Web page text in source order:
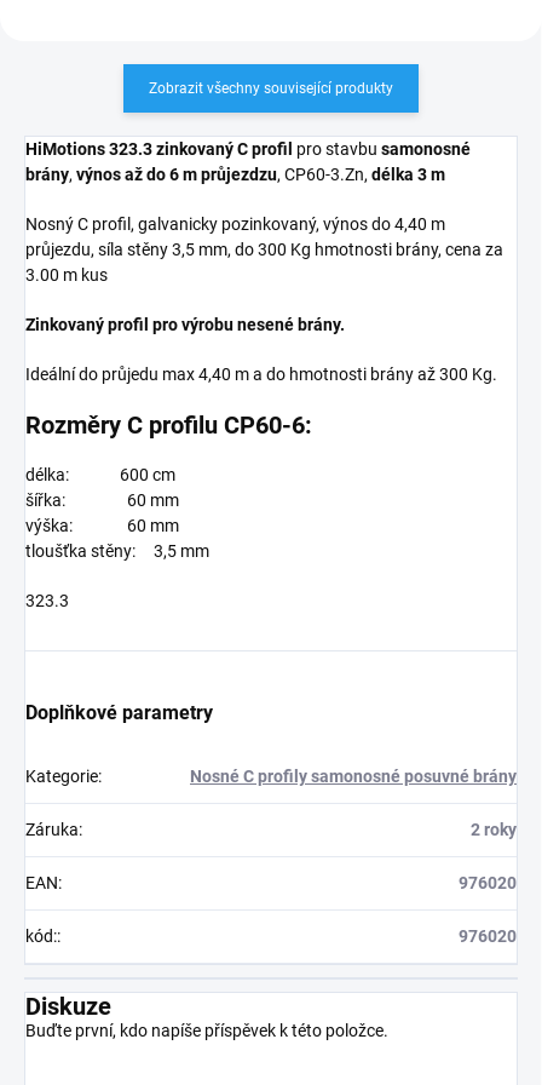
Zobrazit všechny související produkty
HiMotions 323.3 zinkovaný C profil pro stavbu samonosné
brány, výnos až do 6 m průjezdzu, CP60-3.Zn, délka 3 m
Nosný C profil, galvanicky pozinkovaný, výnos do 4,40 m
průjezdu, síla stěny 3,5 mm, do 300 Kg hmotnosti brány, cena za
3.00 m kus
Zinkovaný profil pro výrobu nesené brány.
Ideální do průjedu max 4,40 m a do hmotnosti brány až 300 Kg.
Rozměry C profilu CP60-6:
délka: 600 cm
šířka: 60 mm
výška: 60 mm
tloušťka stěny: 3,5 mm
323.3
Doplňkové parametry
Kategorie: Nosné C profily samonosné posuvné brány
Záruka: 2 roky
EAN: 976020
kód:: 976020
Diskuze
Buďte první, kdo napíše příspěvek k této položce.